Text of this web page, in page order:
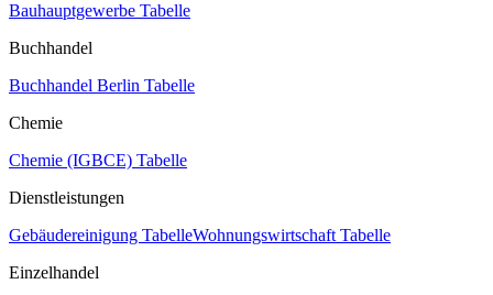
Bauhauptgewerbe Tabelle
Buchhandel
Buchhandel Berlin Tabelle
Chemie
Chemie (IGBCE) Tabelle
Dienstleistungen
Gebäudereinigung TabelleWohnungswirtschaft Tabelle
Einzelhandel